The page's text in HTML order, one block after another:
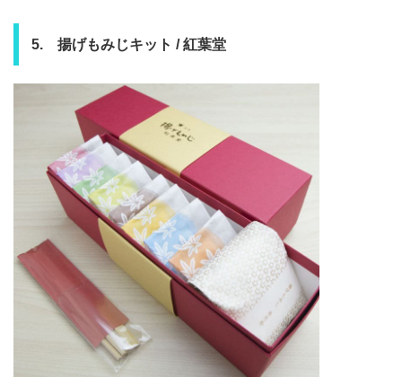
5. 揚げもみじキット / 紅葉堂